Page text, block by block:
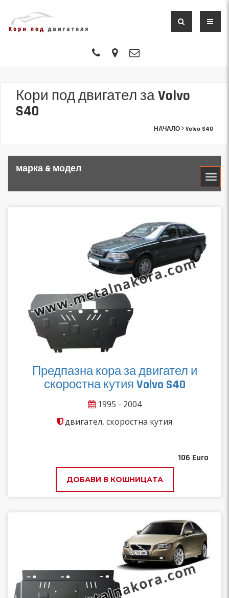
Кори под двигател за Volvo
S40
НАЧАЛО Volvo S40
марка & модел
Предпазна кора за двигател и
скоростна кутия Volvo S40
1995 - 2004
двигател, скоростна кутия
106 Euro
ДОБАВИ В КОШНИЦАТА